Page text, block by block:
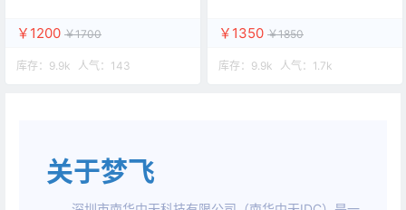
￥1200 ￥1700
库存： 9.9k 人气： 143
￥1350 ￥1850
库存： 9.9k 人气： 1.7k
关于梦飞